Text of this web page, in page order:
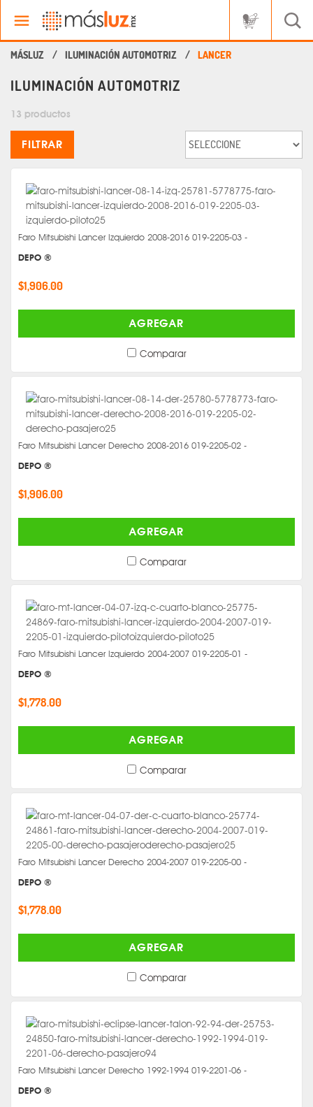
ILUMINACIÓN AUTOMOTRIZ LANCER
ILUMINACIÓN AUTOMOTRIZ
13 productos
FILTRAR
Faro Mitsubishi Lancer Izquierdo 2008-2016 019-2205-03 -
DEPO ®
$1,906.00
AGREGAR
Comparar
Faro Mitsubishi Lancer Derecho 2008-2016 019-2205-02 -
DEPO ®
$1,906.00
AGREGAR
Comparar
Faro Mitsubishi Lancer Izquierdo 2004-2007 019-2205-01 -
DEPO ®
$1,778.00
AGREGAR
Comparar
Faro Mitsubishi Lancer Derecho 2004-2007 019-2205-00 -
DEPO ®
$1,778.00
AGREGAR
Comparar
Faro Mitsubishi Lancer Derecho 1992-1994 019-2201-06 -
DEPO ®